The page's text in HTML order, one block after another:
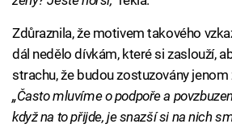
Zdůraznila, že motivem takového
dál nedělo dívkám, které si zaslouží,
strachu, že budou zostuzovány jenom
„Často mluvíme o podpoře a
když na to přijde, je snazší si na nich